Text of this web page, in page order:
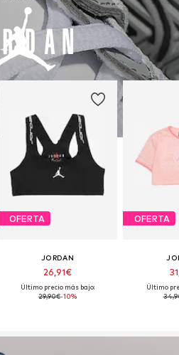
OFERTA
JORDAN
26,91€
Último precio más bajo:
29,90€-10%
OFERTA
Último